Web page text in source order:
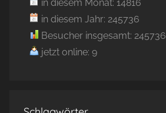
in diesem Monat: 14816
in diesem Jahr: 245736
Besucher insgesamt: 245736
jetzt online: 9